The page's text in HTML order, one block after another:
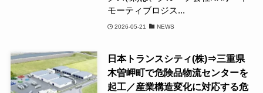
モーティブロジス...
2026-05-21 NEWS
日本トランスシティ(株)⇒三重県
木曽岬町で危険品物流センターを
起工／産業構造変化に対応する危